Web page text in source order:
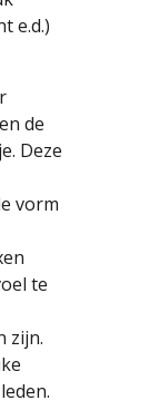
e.d.)
de
Deze
vorm
te
zijn.